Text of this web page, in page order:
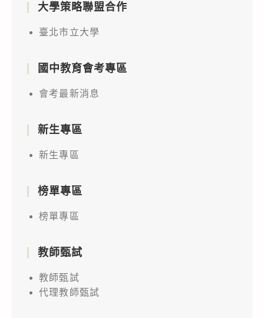
大學策略聯盟合作
臺北市立大學
國中教育會考專區
會考最新消息
新生專區
新生專區
榜單專區
榜單專區
教師甄試
教師甄試
代理教師甄試